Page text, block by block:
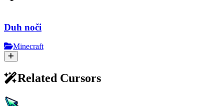
Duh noči
Minecraft
Related Cursors